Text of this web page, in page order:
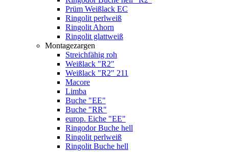
Prüm Weißlack EC
Ringolit perlweiß
Ringolit Ahorn
Ringolit glattweiß
Montagezargen
Streichfähig roh
Weißlack "R2"
Weißlack "R2" 211
Macore
Limba
Buche "EE"
Buche "RR"
europ. Eiche "EE"
Ringodor Buche hell
Ringolit perlweiß
Ringolit Buche hell